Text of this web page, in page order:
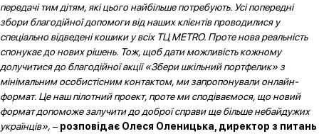
передачі тим дітям, які цього найбільше потребують. Усі попередні
збори благодійної допомоги від наших клієнтів проводилися у
спеціально відведені кошики у всіх ТЦ METRO. Проте нова реальність
спонукає до нових рішень. Тож, щоб дати можливість кожному
долучитися до благодійної акції «Збери шкільний портфелик» з
мінімальним особистісним контактом, ми запропонували онлайн-
формат. Це наш пілотний проект, проте ми сподіваємося, що новий
формат допоможе залучити до доброї справи ще більше небайдужих
українців», – розповідає Олеся Оленицька, директор з питань